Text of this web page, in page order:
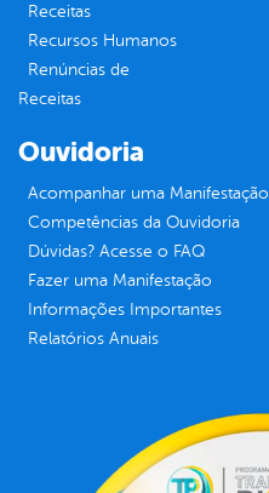
Receitas
Recursos Humanos
Renúncias de
Receitas
Ouvidoria
Acompanhar uma Manifestação
Competências da Ouvidoria
Dúvidas? Acesse o FAQ
Fazer uma Manifestação
Informações Importantes
Relatórios Anuais